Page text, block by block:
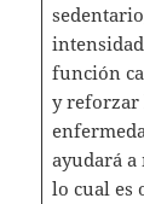
función
y reforzar
ayudará a
lo cual es